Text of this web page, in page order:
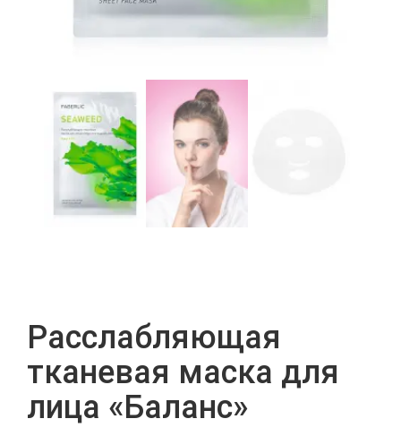
Расслабляющая
тканевая маска для
лица «Баланс»